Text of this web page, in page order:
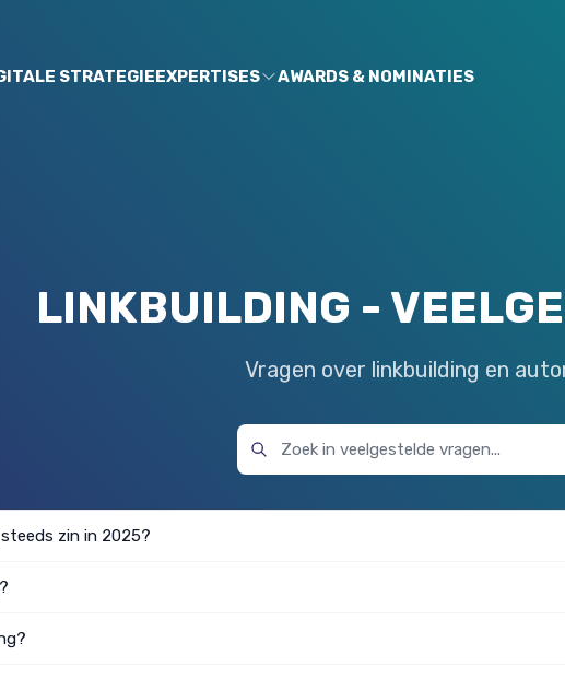
STRATEGIEEXPERTISES AWARDS & NOMINATIES
LINKBUILDING -
Vragen over linkbuilding en
zin in 2025?